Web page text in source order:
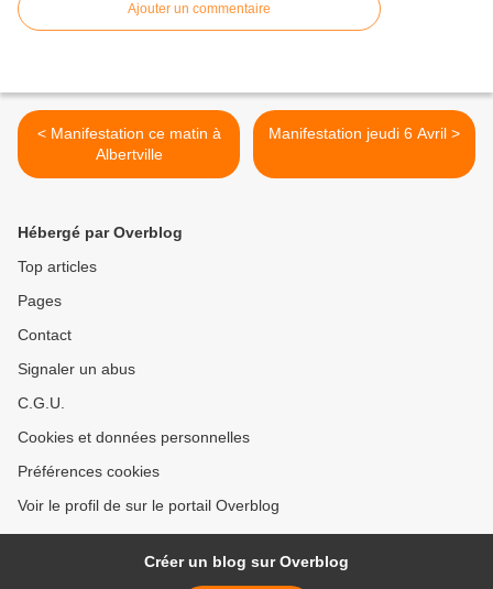
Ajouter un commentaire
< Manifestation ce matin à
Albertville
Manifestation jeudi 6 Avril >
Hébergé par Overblog
Top articles
Pages
Contact
Signaler un abus
C.G.U.
Cookies et données personnelles
Préférences cookies
Voir le profil de sur le portail Overblog
Créer un blog sur Overblog